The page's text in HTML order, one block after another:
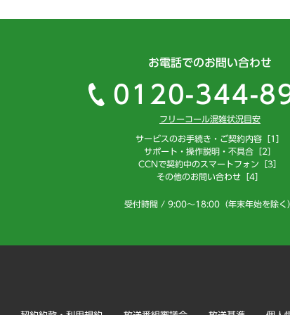
お電話でのお問い合わせ
0120-344-
フリーコール混雑状況目安
サービスのお手続き・ご契約内容［1］
サポート・操作説明・不具合［2］
CCNで契約中のスマートフォン［3］
その他のお問い合わせ［4］
受付時間 / 9:00～18:00（年末年始を除く